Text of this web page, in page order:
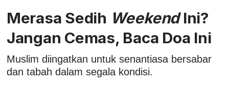
Merasa Sedih WeekendIni?
Jangan Cemas, Baca Doa Ini
Muslim diingatkan untuk senantiasa bersabar
dan tabah dalam segala kondisi.